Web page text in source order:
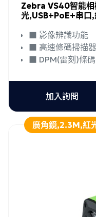
Zebra VS40智能
光,USB+PoE+串口,
■ 影像辨識功能
■ 高速條碼掃描器
■ DPM(雷刻)條
加入詢問
廣角鏡,2.3M,紅